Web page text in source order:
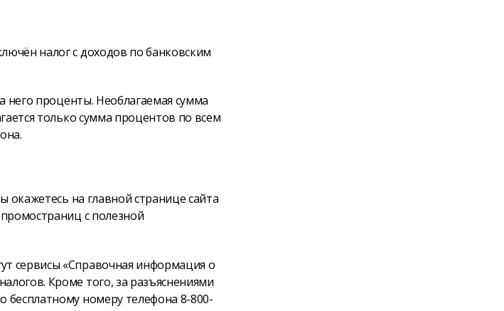
налог с доходов по банковским
него проценты. Необлагаемая сумма
только сумма процентов по всем
окажетесь на главной странице сайта
с полезной
сервисы «Справочная информация о
Кроме того, за разъяснениями
номеру телефона 8-800-